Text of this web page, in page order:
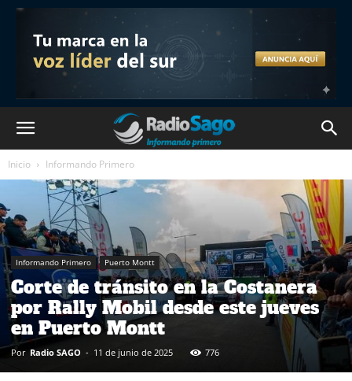
Inicio Informando Primero
Informando Primero Puerto Montt
Corte de tránsito en la Costanera
por Rally Mobil desde este jueves
en Puerto Montt
Por Radio SAGO - 11 de junio de 2025 776